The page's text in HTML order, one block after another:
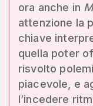
ora anche in
attenzione la
chiave
quella poter
risvolto
piacevole, e
l’incedere